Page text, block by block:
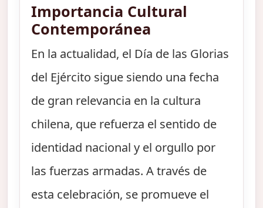
Importancia Cultural
Contemporánea
En la actualidad, el Día de las Glorias
del Ejército sigue siendo una fecha
de gran relevancia en la cultura
chilena, que refuerza el sentido de
identidad nacional y el orgullo por
las fuerzas armadas. A través de
esta celebración, se promueve el